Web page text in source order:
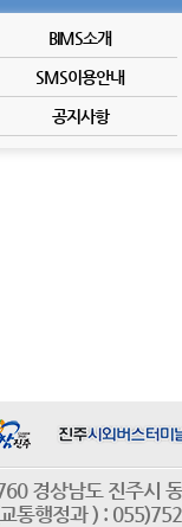
BIMS소개
SMS이용안내
공지사항
경상남도 진
통행정과 ) :